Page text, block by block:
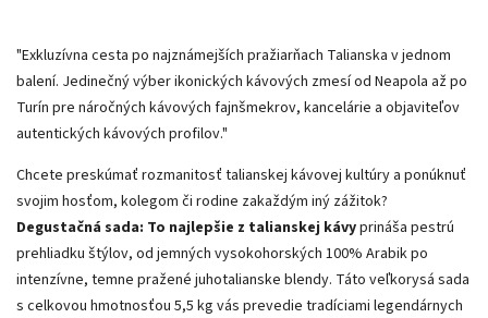
"Exkluzívna cesta po najznámejších pražiarňach Talianska v jednom
balení. Jedinečný výber ikonických kávových zmesí od Neapola až po
Turín pre náročných kávových fajnšmekrov, kancelárie a objaviteľov
autentických kávových profilov."
Chcete preskúmať rozmanitosť talianskej kávovej kultúry a ponúknuť
svojim hosťom, kolegom či rodine zakaždým iný zážitok?
Degustačná sada: To najlepšie z talianskej kávyprináša pestrú
prehliadku štýlov, od jemných vysokohorských 100% Arabik po
intenzívne, temne pražené juhotalianske blendy. Táto veľkorysá sada
s celkovou hmotnosťou 5,5 kg vás prevedie tradíciami legendárnych